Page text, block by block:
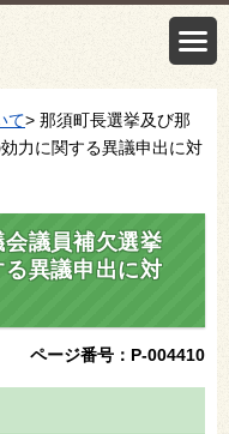
て> 那須町長選挙及び那
力に関する異議申出に対
議員補欠選挙
異議申出に対
ページ番号：P-004410